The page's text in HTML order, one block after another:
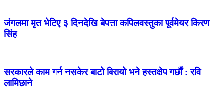
जंगलमा मृत भेटिए ३ दिनदेखि बेपत्ता कपिलवस्तुका पूर्वमेयर किरण
सिंह
सरकारले काम गर्न नसकेर बाटो बिरायो भने हस्तक्षेप गर्छौं : रवि
लामिछाने